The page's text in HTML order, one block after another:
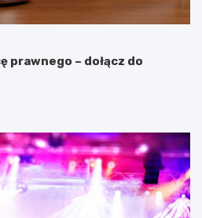
prawnego – dołącz do